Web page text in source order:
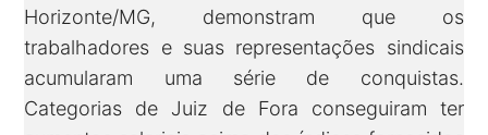
Horizonte/MG, demonstram que os
trabalhadores e suas representações sindicais
acumularam uma série de conquistas.
Categorias de Juiz de Fora conseguiram ter